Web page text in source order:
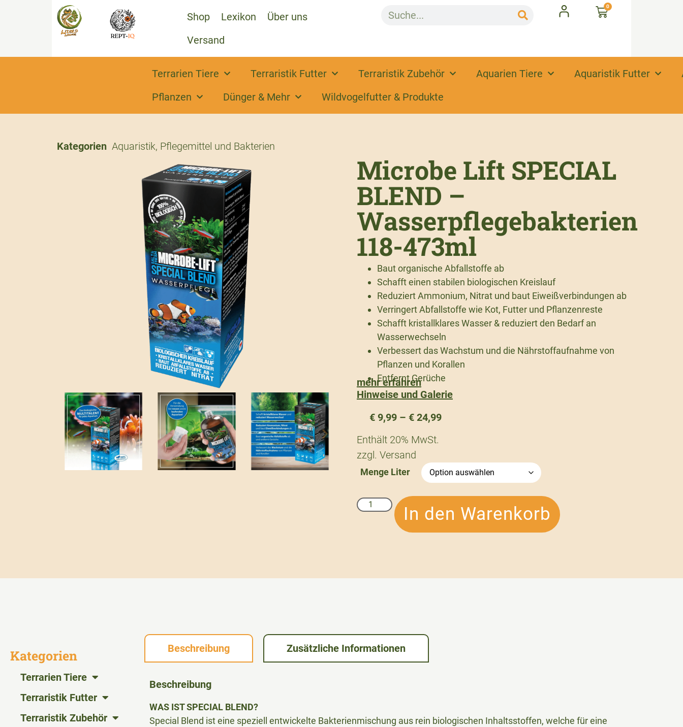
Shop Lexikon
Über uns
Versand
0
Terrarien Tiere Terraristik Futter Terraristik Zubehör Aquarien Tiere Aquaristik Futter
Pflanzen
Dünger & Mehr Wildvogelfutter & Produkte
Kategorien Aquaristik, Pflegemittel und Bakterien
Microbe Lift SPECIAL
BLEND –
Wasserpflegebakterien
118-473ml
Baut organische Abfallstoffe ab
Schafft einen stabilen biologischen Kreislauf
Reduziert Ammonium, Nitrat und baut Eiweißverbindungen ab
Verringert Abfallstoffe wie Kot, Futter und Pflanzenreste
Schafft kristallklares Wasser & reduziert den Bedarf an
Wasserwechseln
Verbessert das Wachstum und die Nährstoffaufnahme von
Pflanzen und Korallen
Entfernt Gerüche
mehr erfahren
Hinweise und Galerie
€ 9,99 – € 24,99
Enthält 20% MwSt.
zzgl. Versand
Menge Liter
In den Warenkorb
Kategorien
Terrarien Tiere
Terraristik Futter
Terraristik Zubehör
Beschreibung Zusätzliche Informationen
Beschreibung
WAS IST SPECIAL BLEND?
Special Blend ist eine speziell entwickelte Bakterienmischung aus rein biologischen Inhaltsstoffen, welche für eine